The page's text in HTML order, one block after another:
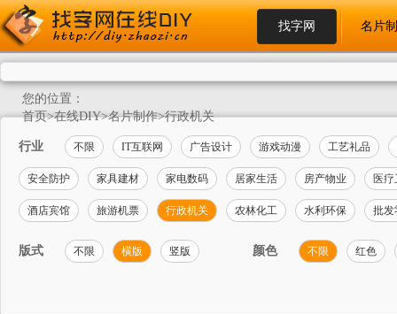
找字网 名片
您的位置：
首页>在线DIY>名片制作>行政机关
行业 不限 IT互联网 广告设计 游戏动漫 工艺礼品
安全防护 家具建材 家电数码 居家生活 房产物业 医
酒店宾馆 旅游机票 行政机关 农林化工 水利环保 批发
版式 不限 横版 竖版 颜色 不限 红色